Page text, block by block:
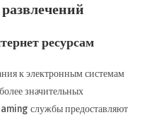
ресурсам
к электронным системам
значительных
службы предоставляют